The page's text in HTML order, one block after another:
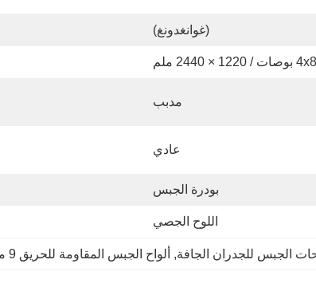
(غوانغدونغ)
4x8 بوصات / 1220 × 2440 ملم
مدبب
عادي
بودرة الجبس
اللوح الجصي
الجبس للجدران الجافة, ألواح الجبس المقاومة للحريق 9 ملم